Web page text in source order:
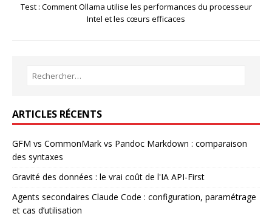
Test : Comment Ollama utilise les performances du processeur
Intel et les cœurs efficaces
ARTICLES RÉCENTS
GFM vs CommonMark vs Pandoc Markdown : comparaison
des syntaxes
Gravité des données : le vrai coût de l'IA API-First
Agents secondaires Claude Code : configuration, paramétrage
et cas d’utilisation